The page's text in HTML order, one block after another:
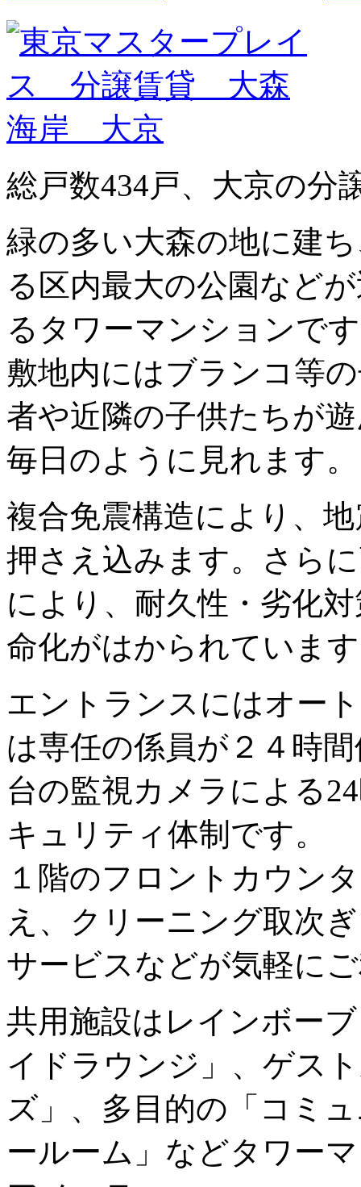
総戸数434戸、大京の分
緑の多い大森の地に建
る区内最大の公園など
るタワーマンションで
敷地内にはブランコ等
者や近隣の子供たちが
毎日のように見れます。
複合免震構造により、
押さえ込みます。さら
により、耐久性・劣化
命化がはかられていま
エントランスにはオー
は専任の係員が２４時
台の監視カメラによる
キュリティ体制です。
１階のフロントカウン
え、クリーニング取次
サービスなどが気軽に
共用施設はレインボー
イドラウンジ」、ゲス
ズ」、多目的の「コミ
ールーム」などタワー